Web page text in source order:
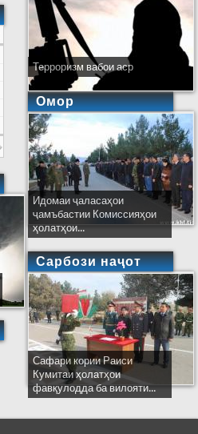
Терроризм вабои аср
Омор
Идомаи ҷаласаҳои
ҷамъбастии Комиссияҳои
ҳолатҳои...
Сарбози наҷот
Сафари кории Раиси
Кумитаи ҳолатҳои
фавқулодда ба вилояти...